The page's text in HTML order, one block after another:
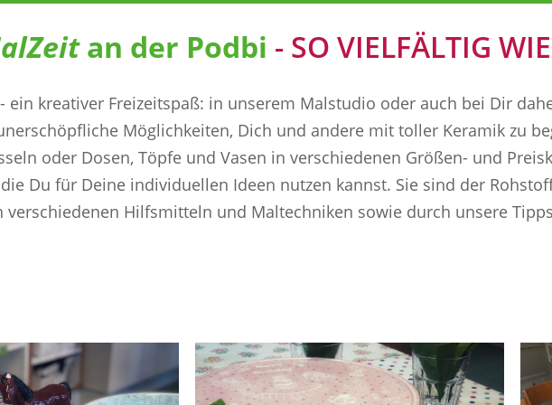
- SO VIELFÄLTIG
ein kreativer Freizeitspaß: in unserem Malstudio oder auch bei Dir
Möglichkeiten, Dich und andere mit toller Keramik zu
oder Dosen, Töpfe und Vasen in verschiedenen Größen- und
Du für Deine individuellen Ideen nutzen kannst. Sie sind der
verschiedenen Hilfsmitteln und Maltechniken sowie durch unsere